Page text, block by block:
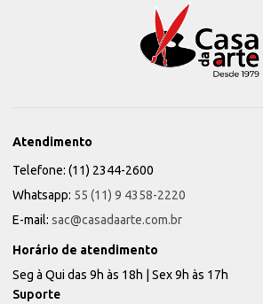
Atendimento
Telefone: (11) 2344-2600
Whatsapp: 55 (11) 9 4358-2220
E-mail: sac@casadaarte.com.br
Horário de atendimento
Seg à Qui das 9h às 18h | Sex 9h às 17h
Suporte